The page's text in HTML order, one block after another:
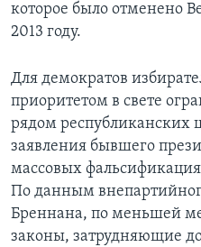
которое было отменено
2013 году.
Для демократов
приоритетом в свете
рядом республиканских
заявления бывшего
массовых
По данным
Бреннана, по меньшей
законы, затрудняющие